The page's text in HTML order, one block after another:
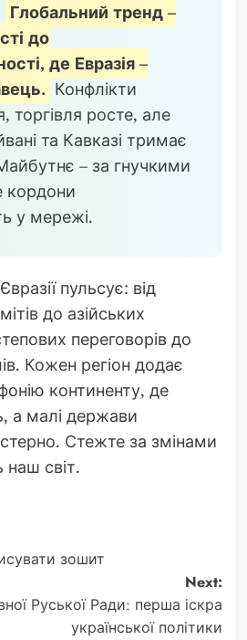
Глобальний тренд –
до
де Евразія –
Конфлікти
торгівля росте, але
та Кавказі тримає
– за гнучкими
кордони
у мережі.
пульсує: від
до азійських
переговорів до
Кожен регіон додає
континенту, де
а малі держави
Стежте за змінами
світ.
зошит
Next:
Руської Ради: перша іскра
української політики